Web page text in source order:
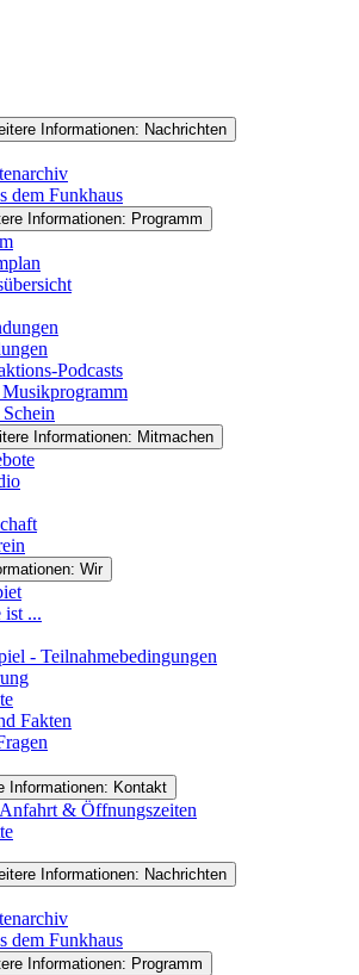
Informationen: Nachrichten
dem Funkhaus
Informationen: Programm
Podcasts
Informationen: Mitmachen
Wir
ist ...
- Teilnahmebedingungen
Fakten
Informationen: Kontakt
& Öffnungszeiten
Informationen: Nachrichten
dem Funkhaus
Informationen: Programm